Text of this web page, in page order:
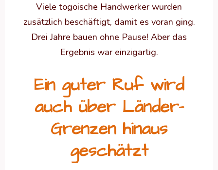
Viele togoische Handwerker wurden
zusätzlich beschäftigt, damit es voran ging.
Drei Jahre bauen ohne Pause! Aber das
Ergebnis war einzigartig.
Ein guter Ruf wird
auch über Länder-
Grenzen hinaus
geschätzt